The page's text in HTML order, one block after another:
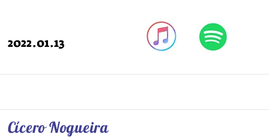
2022.01.13
Cícero Nogueira